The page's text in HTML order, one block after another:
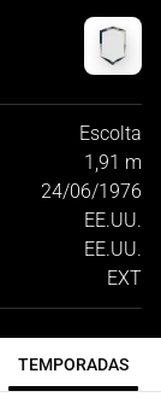
Escolta
1,91 m
24/06/1976
EE.UU.
EE.UU.
EXT
TEMPORADAS